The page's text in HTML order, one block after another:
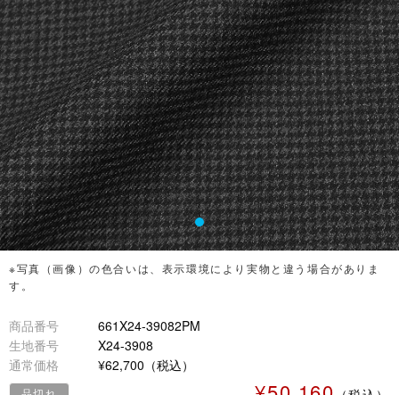
※写真（画像）の色合いは、表示環境により実物と違う場合がありま
す。
商品番号
661X24-39082PM
生地番号
X24-3908
通常価格
¥62,700（税込）